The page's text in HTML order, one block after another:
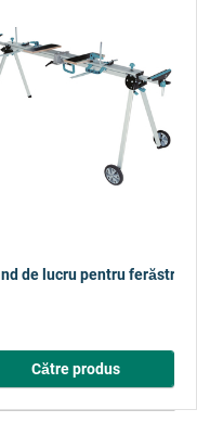
cut
de lucru pentru
Către produs